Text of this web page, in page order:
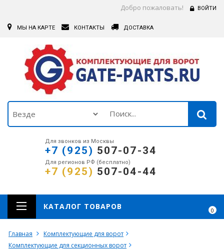
Добро пожаловать! ВОЙТИ
МЫ НА КАРТЕ КОНТАКТЫ ДОСТАВКА
Для звонков из Москвы
+7 (925) 507-07-34
Для регионов РФ (бесплатно)
+7 (925) 507-04-44
0
КАТАЛОГ ТОВАРОВ
Главная
Комплектующие для ворот
Комплектующие для секционных ворот